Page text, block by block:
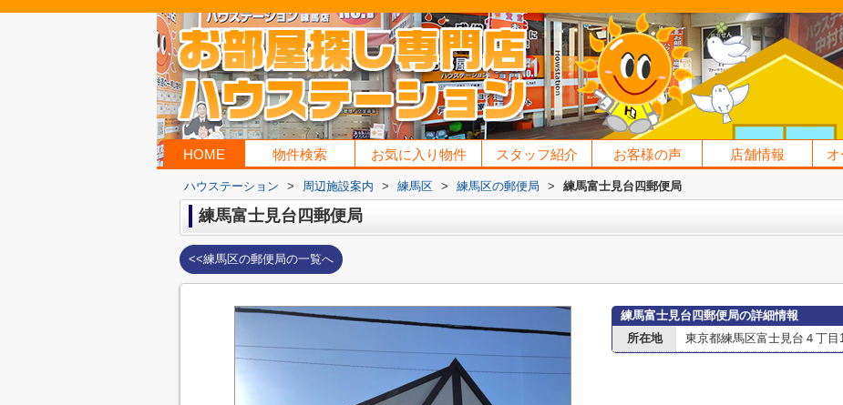
HOME 物件検索 お気に入り物件 スタッフ紹介 お客様の声 店舗情報
ハウステーション > 周辺施設案内 > 練馬区 > 練馬区の郵便局 > 練馬富士見台四郵便局
練馬富士見台四郵便局
<<練馬区の郵便局の一覧へ
練馬富士見台四郵便局の詳細情報
所在地
東京都練馬区富士見台４丁目